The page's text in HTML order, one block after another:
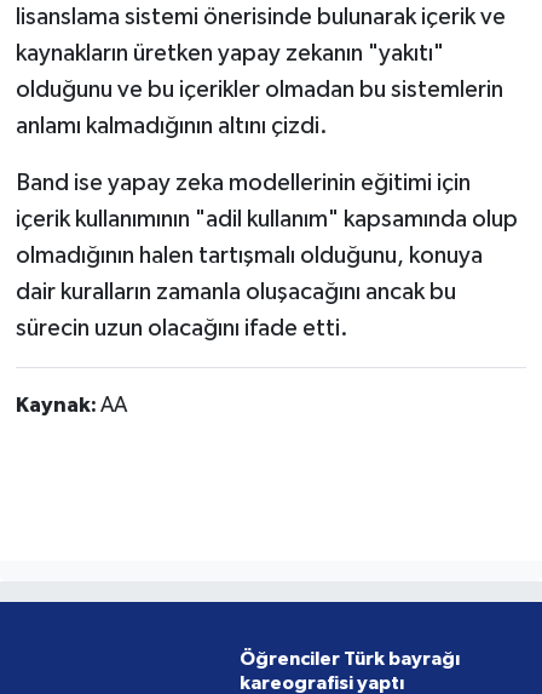
lisanslama sistemi önerisinde bulunarak içerik ve
kaynakların üretken yapay zekanın "yakıtı"
olduğunu ve bu içerikler olmadan bu sistemlerin
anlamı kalmadığının altını çizdi.
Band ise yapay zeka modellerinin eğitimi için
içerik kullanımının "adil kullanım" kapsamında olup
olmadığının halen tartışmalı olduğunu, konuya
dair kuralların zamanla oluşacağını ancak bu
sürecin uzun olacağını ifade etti.
Kaynak: AA
Öğrenciler Türk bayrağı
kareografisi yaptı